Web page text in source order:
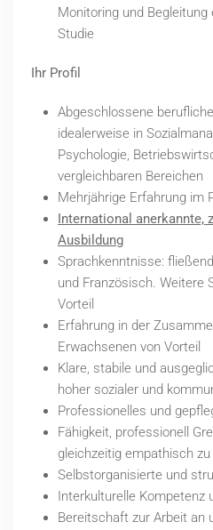
Monitoring und
Studie
Ihr Profil
Abgeschlossene
idealerweise in
Psychologie,
vergleichbaren Bereichen
Mehrjährige Erfahrung im
International anerkannte,
Ausbildung
Sprachkenntnisse:
und Französisch. Weitere
Vorteil
Erfahrung in der
Erwachsenen von Vorteil
Klare, stabile und
hoher sozialer und
Professionelles und
Fähigkeit, professionell
gleichzeitig empathisch
Selbstorganisierte und
Interkulturelle Kompetenz
Bereitschaft zur Arbeit an